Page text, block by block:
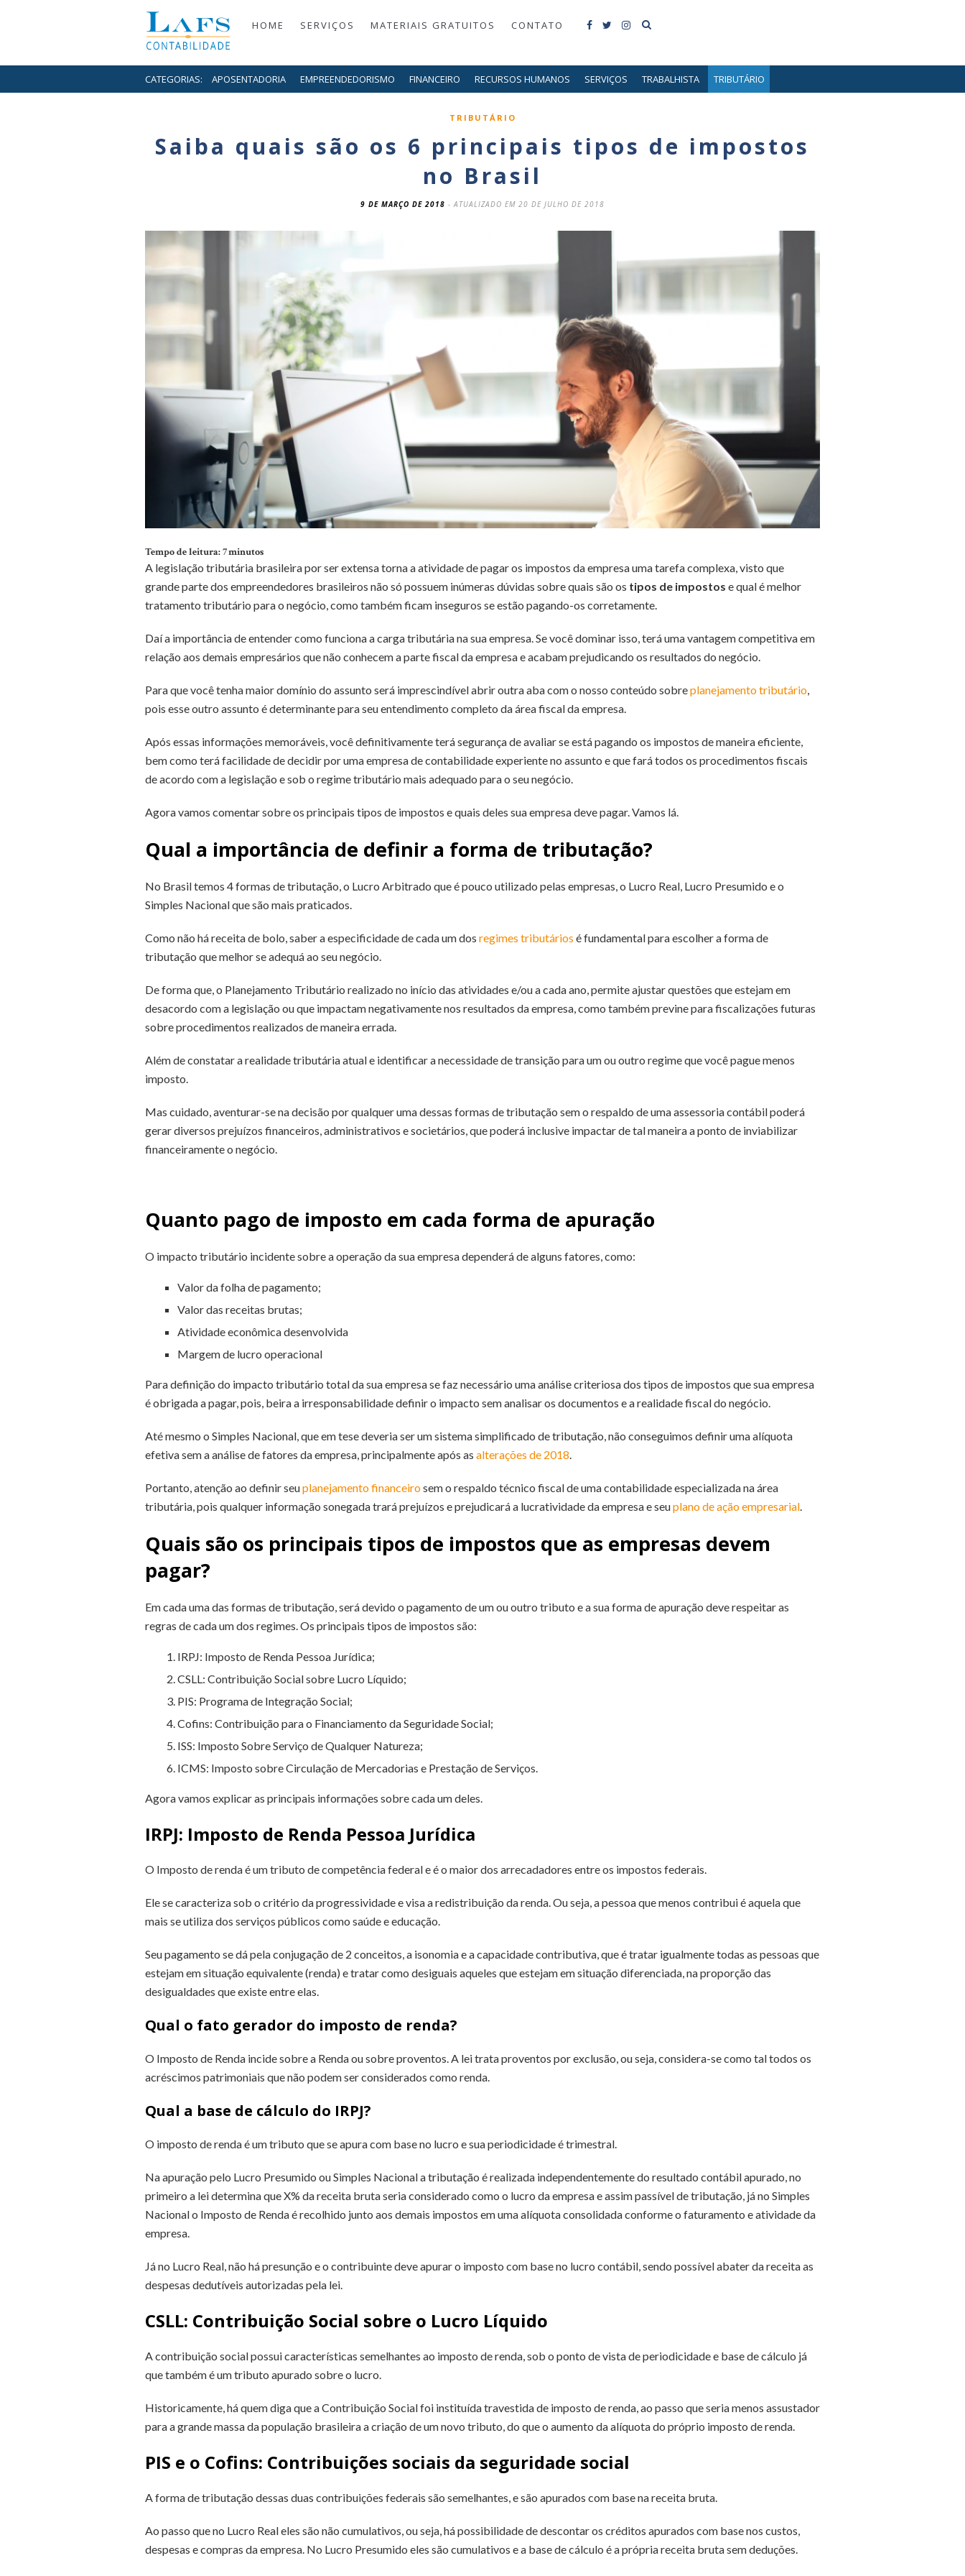
HOME SERVIÇOS MATERIAIS GRATUITOS CONTATO
CATEGORIAS: APOSENTADORIA EMPREENDEDORISMO FINANCEIRO RECURSOS HUMANOS SERVIÇOS TRABALHISTA TRIBUTÁRIO
TRIBUTÁRIO
Saiba quais são os 6 principais tipos de impostos
no Brasil
9 DE MARÇO DE 2018 - ATUALIZADO EM 20 DE JULHO DE 2018
Tempo de leitura:7minutos
A legislação tributária brasileira por ser extensa torna a atividade de pagar os impostos da empresa uma tarefa complexa, visto que
grande parte dos empreendedores brasileiros não só possuem inúmeras dúvidas sobre quais são os tipos de impostos e qual é melhor
tratamento tributário para o negócio, como também ficam inseguros se estão pagando-os corretamente.
Daí a importância de entender como funciona a carga tributária na sua empresa. Se você dominar isso, terá uma vantagem competitiva em
relação aos demais empresários que não conhecem a parte fiscal da empresa e acabam prejudicando os resultados do negócio.
Para que você tenha maior domínio do assunto será imprescindível abrir outra aba com o nosso conteúdo sobreplanejamento tributário
pois esse outro assunto é determinante para seu entendimento completo da área fiscal da empresa.
Após essas informações memoráveis, você definitivamente terá segurança de avaliar se está pagando os impostos de maneira eficiente,
bem como terá facilidade de decidir por uma empresa de contabilidade experiente no assunto e que fará todos os procedimentos fiscais
de acordo com a legislação e sob o regime tributário mais adequado para o seu negócio.
Agora vamos comentar sobre os principais tipos de impostos e quais deles sua empresa deve pagar. Vamos lá.
Qual a importância de definir a forma de tributação?
No Brasil temos 4 formas de tributação, o Lucro Arbitrado que é pouco utilizado pelas empresas, o Lucro Real, Lucro Presumido e o
Simples Nacional que são mais praticados.
Como não há receita de bolo, saber a especificidade de cada um dos regimes tributários é fundamental para escolher a forma de
tributação que melhor se adequá ao seu negócio.
De forma que, o Planejamento Tributário realizado no início das atividades e/ou a cada ano, permite ajustar questões que estejam em
desacordo com a legislação ou que impactam negativamente nos resultados da empresa, como também previne para fiscalizações futuras
sobre procedimentos realizados de maneira errada.
Além de constatar a realidade tributária atual e identificar a necessidade de transição para um ou outro regime que você pague menos
imposto.
Mas cuidado, aventurar-se na decisão por qualquer uma dessas formas de tributação sem o respaldo de umaassessoria contábilpoderá
gerar diversos prejuízos financeiros, administrativos e societários, que poderá inclusive impactar de tal maneira a ponto de inviabilizar
financeiramente o negócio.
Quanto pago de imposto em cada forma de apuração
O impacto tributário incidente sobre a operação da sua empresa dependerá de alguns fatores, como:
Valor da folha de pagamento;
Valor das receitas brutas;
Atividade econômica desenvolvida
Margem de lucro operacional
Para definição do impacto tributário total da sua empresa se faz necessário uma análise criteriosa dos tipos de impostos que sua empresa
é obrigada a pagar, pois, beira a irresponsabilidade definir o impacto sem analisar os documentos e a realidade fiscal do negócio.
Até mesmo o Simples Nacional, que em tese deveria ser um sistema simplificado de tributação, não conseguimos definir uma alíquota
efetiva sem a análise de fatores da empresa, principalmente após as alterações de 2018
Portanto, atenção ao definir seuplanejamento financeirosem o respaldo técnico fiscal de uma contabilidade especializada na área
tributária, pois qualquer informação sonegada trará prejuízos e prejudicará a lucratividade da empresa e seuplano de ação empresarial
Quais são os principais tipos de impostos que as empresas devem
pagar?
Em cada uma das formas de tributação, será devido o pagamento de um ou outro tributo e a sua forma de apuração deve respeitar as
regras de cada um dos regimes. Os principais tipos de impostos são:
IRPJ: Imposto de Renda Pessoa Jurídica;
CSLL: Contribuição Social sobre Lucro Líquido;
PIS: Programa de Integração Social;
Cofins: Contribuição para o Financiamento da Seguridade Social;
ISS: Imposto Sobre Serviço de Qualquer Natureza;
ICMS: Imposto sobre Circulação de Mercadorias e Prestação de Serviços.
Agora vamos explicar as principais informações sobre cada um deles.
IRPJ: Imposto de Renda Pessoa Jurídica
O Imposto de renda é um tributo de competência federal e é o maior dos arrecadadores entre os impostos federais.
Ele se caracteriza sob o critério da progressividade e visa a redistribuição da renda. Ou seja, a pessoa que menos contribui é aquela que
mais se utiliza dos serviços públicos como saúde e educação.
Seu pagamento se dá pela conjugação de 2 conceitos, a isonomia e a capacidade contributiva, que é tratar igualmente todas as pessoas que
estejam em situação equivalente (renda) e tratar como desiguais aqueles que estejam em situação diferenciada, na proporção das
desigualdades que existe entre elas.
Qual o fato gerador do imposto de renda?
O Imposto de Renda incide sobre a Renda ou sobre proventos. A lei trata proventos por exclusão, ou seja, considera-se como tal todos os
acréscimos patrimoniais que não podem ser considerados como renda.
Qual a base de cálculo do IRPJ?
O imposto de renda é um tributo que se apura com base no lucro e sua periodicidade é trimestral.
Na apuração pelo Lucro Presumido ou Simples Nacional a tributação é realizada independentemente do resultado contábil apurado, no
primeiro a lei determina que X% da receita bruta seria considerado como o lucro da empresa e assim passível de tributação, já no Simples
Nacional o Imposto de Renda é recolhido junto aos demais impostos em uma alíquota consolidada conforme o faturamento e atividade da
empresa.
Já no Lucro Real, não há presunção e o contribuinte deve apurar o imposto com base no lucro contábil, sendo possível abater da receita as
despesas dedutíveis autorizadas pela lei.
CSLL: Contribuição Social sobre o Lucro Líquido
A contribuição social possui características semelhantes ao imposto de renda, sob o ponto de vista de periodicidade e base de cálculo já
que também é um tributo apurado sobre o lucro.
Historicamente, há quem diga que a Contribuição Social foi instituída travestida de imposto de renda, ao passo que seria menos assustador
para a grande massa da população brasileira a criação de um novo tributo, do que o aumento da alíquota do próprio imposto de renda.
PIS e o Cofins: Contribuições sociais da seguridade social
A forma de tributação dessas duas contribuições federais são semelhantes, e são apurados com base na receita bruta.
Ao passo que no Lucro Real eles são não cumulativos, ou seja, há possibilidade de descontar os créditos apurados com base nos custos,
despesas e compras da empresa. No Lucro Presumido eles são cumulativos e a base de cálculo é a própria receita bruta sem deduções.